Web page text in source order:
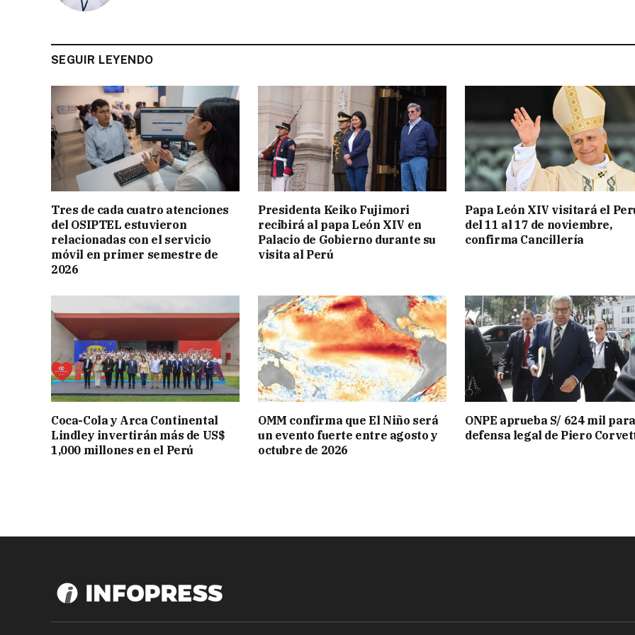
SEGUIR LEYENDO
Tres de cada cuatro atenciones
del OSIPTEL estuvieron
relacionadas con el servicio
móvil en primer semestre de
2026
Presidenta Keiko Fujimori
recibirá al papa León XIV en
Palacio de Gobierno durante su
visita al Perú
Papa León XIV visitará el
del 11 al 17 de noviembre,
confirma Cancillería
Coca-Cola y Arca Continental
Lindley invertirán más de US$
1,000 millones en el Perú
OMM confirma que El Niño será
un evento fuerte entre agosto y
octubre de 2026
ONPE aprueba S/ 624 mil
defensa legal de Piero